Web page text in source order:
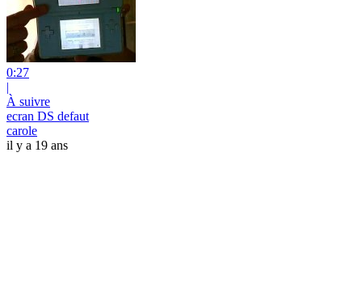
0:27
|
À suivre
ecran DS defaut
carole
il y a 19 ans